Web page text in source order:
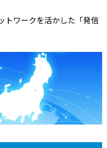
トワークを活かした「発信